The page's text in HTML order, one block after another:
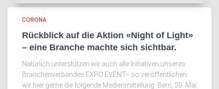
CORONA
Rückblick auf die Aktion «Night of Light»
– eine Branche machte sich sichtbar.
Natürlich unterstützen wir auch alle Initiativen unseres
Branchenverbandes EXPO EVENT– so veröffentlichen
wir hier gerne die folgende Medienmitteilung: Bern, 20. Mai